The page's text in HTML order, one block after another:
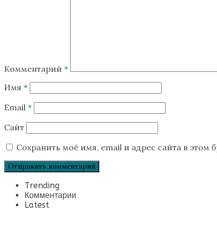
Комментарий *
Имя *
Email *
Сайт
Сохранить моё имя, email и адрес сайта в
Trending
Комментарии
Latest